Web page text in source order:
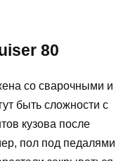
80
со сварочными и
быть сложности с
кузова после
пол под педалями